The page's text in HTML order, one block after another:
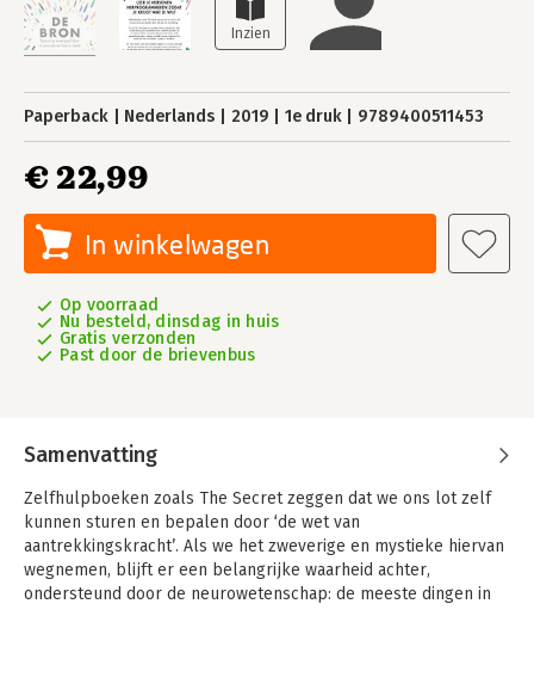
Paperback Nederlands 2019 1e druk 9789400511453
€ 22,99
In winkelwagen
Op voorraad
Nu besteld, dinsdag in huis
Gratis verzonden
Past door de brievenbus
Samenvatting
Zelfhulpboeken zoals The Secret zeggen dat we ons lot zelf
kunnen sturen en bepalen door ‘de wet van
aantrekkingskracht’. Als we het zweverige en mystieke hiervan
wegnemen, blijft er een belangrijke waarheid achter,
ondersteund door de neurowetenschap: de meeste dingen in